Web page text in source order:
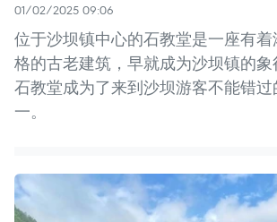
01/02/2025 09:06
位于沙坝镇中心的石教堂是一座有
格的古老建筑，早就成为沙坝镇的象
石教堂成为了来到沙坝游客不能错过
一。